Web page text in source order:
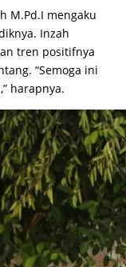
M.Pd.I mengaku
Inzah
tren positifnya
“Semoga ini
harapnya.